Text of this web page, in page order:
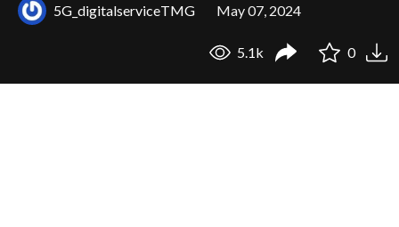
5G_digitalserviceTMG May 07, 2024
5.1k 0